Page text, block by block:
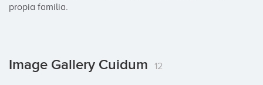
propia familia.
Image Gallery Cuidum 12